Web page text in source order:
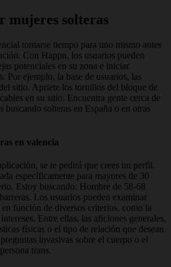
mujeres solteras
tomarse tiempo para uno mismo antes
Con Happn, los usuarios pueden
potenciales en su zona e iniciar
Por ejemplo, la base de usuarios, las
sitio. Apriete los tornillos del bloque de
en su sitio. Encuentra gente cerca de
buscando solteras en España o en otras
en valencia
se te pedirá que crees un perfil.
específicamente para mayores de 30
Estoy buscando: Hombre de 58-68
Los usuarios pueden examinar
función de diversos criterios, como la
Entre ellas, las aficiones generales,
físicas o el tipo de relación que desean.
invasivas sobre el cuerpo o el
trans.